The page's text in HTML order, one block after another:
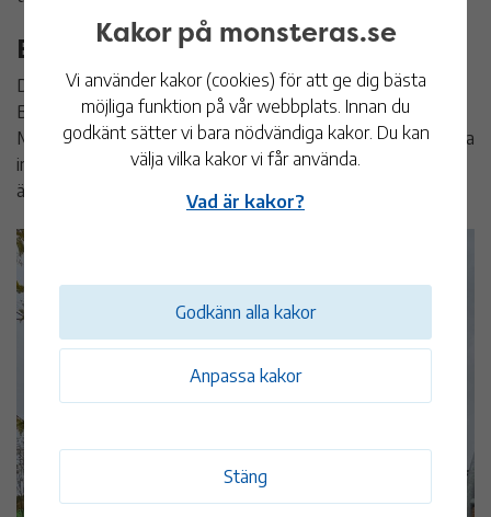
Exempel på utveckling
De större lekplatserna vid Promenaden i Blomstermåla,
Bokvägen i Ålem och Syrénvägen i Fliseryd samt hamnen i
Mönsterås är exempel på hur kommunen arbetat med denna
inriktning sedan 2016. Planering och förberedelser pågår
även för en ny större lekplats i Timmernabben.
Kakor på monsteras.se
Vi använder kakor (cookies) för att ge dig bästa
möjliga funktion på vår webbplats. Innan du
godkänt sätter vi bara nödvändiga kakor. Du kan
välja vilka kakor vi får använda.
Vad är kakor?
Anpassa kakor
Stäng
Godkänn alla kakor